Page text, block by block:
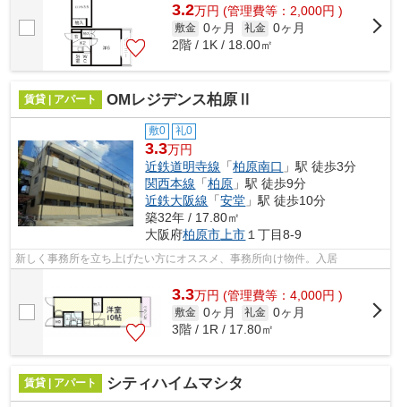
3.2万円 (管理費等：2,000円 )
敷金 0ヶ月 礼金 0ヶ月
2階 / 1K / 18.00㎡
賃貸 | アパート OMレジデンス柏原Ⅱ
敷0 礼0
3.3万円
近鉄道明寺線 「柏原南口 」駅 徒歩3分
関西本線 「柏原 」駅 徒歩9分
近鉄大阪線 「安堂 」駅 徒歩10分
築32年 / 17.80㎡
大阪府柏原市 上市 １丁目8-9
新しく事務所を立ち上げたい方にオススメ、事務所向け物件。入居
3.3万円 (管理費等：4,000円 )
敷金 0ヶ月 礼金 0ヶ月
3階 / 1R / 17.80㎡
賃貸 | アパート シティハイムマシタ